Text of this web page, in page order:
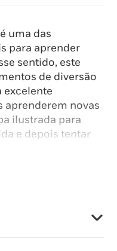
uma das
para aprender
sentido, este
de diversão
excelente
aprenderem novas
ilustrada para
e depois tentar